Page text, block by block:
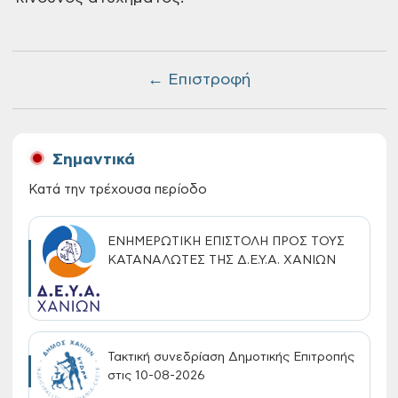
← Επιστροφή
Σημαντικά
Κατά την τρέχουσα περίοδο
ΕΝΗΜΕΡΩΤΙΚΗ ΕΠΙΣΤΟΛΗ ΠΡΟΣ ΤΟΥΣ
ΚΑΤΑΝΑΛΩΤΕΣ ΤΗΣ Δ.Ε.Υ.Α. ΧΑΝΙΩΝ
Τακτική συνεδρίαση Δημοτικής Επιτροπής
στις 10-08-2026